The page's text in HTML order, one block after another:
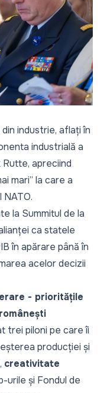
industrie, aflați în
industrială a
Rutte, apreciind
mari” la care a
la Summitul de la
ca statele
în apărare până în
acelor decizii
- prioritățile
trei piloni pe care îi
producției și
creativitate
urile și Fondul de